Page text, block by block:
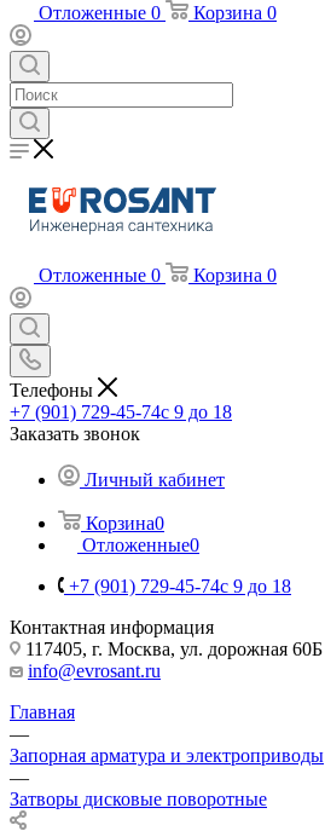
Отложенные 0 Корзина 0
Отложенные 0 Корзина 0
Телефоны
+7 (901) 729-45-74c 9 до 18
Заказать звонок
Личный кабинет
Корзина0
Отложенные0
+7 (901) 729-45-74c 9 до 18
Контактная информация
117405, г. Москва, ул. дорожная 60Б
info@evrosant.ru
Главная
—
Запорная арматура и электроприводы
—
Затворы дисковые поворотные